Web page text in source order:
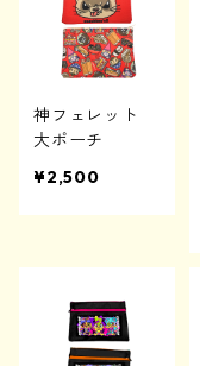
神フェレット
大ポーチ
¥2,500